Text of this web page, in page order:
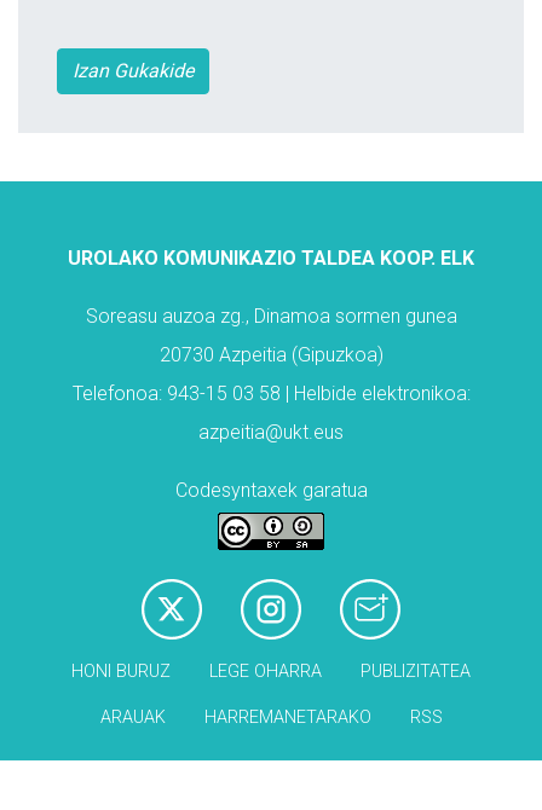
Izan Gukakide
UROLAKO KOMUNIKAZIO TALDEA KOOP. ELK
Soreasu auzoa zg., Dinamoa sormen gunea
20730 Azpeitia (Gipuzkoa)
Telefonoa: 943-15 03 58 | Helbide elektronikoa:
azpeitia@ukt.eus
Codesyntaxek garatua
HONI BURUZ LEGE OHARRA PUBLIZITATEA
ARAUAK HARREMANETARAKO RSS